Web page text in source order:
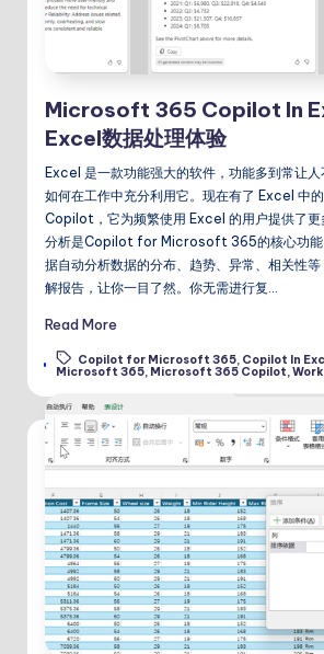
Microsoft 365 Copilot In
Excel数据处理体验
Excel 是一款功能强大的软件，功能多到常让
如何在工作中充分利用它。现在有了 Excel
Copilot，它为频繁使用 Excel 的用户提供了更
分析是Copilot for Microsoft 365的核心功能
据自动分析数据的分布、趋势、异常、相关性
解报告，让你一目了然。你无需进行复…
Read More
Tags: Copilot for Microsoft 365 Copilot In
Microsoft 365, Microsoft 365 Copilot,